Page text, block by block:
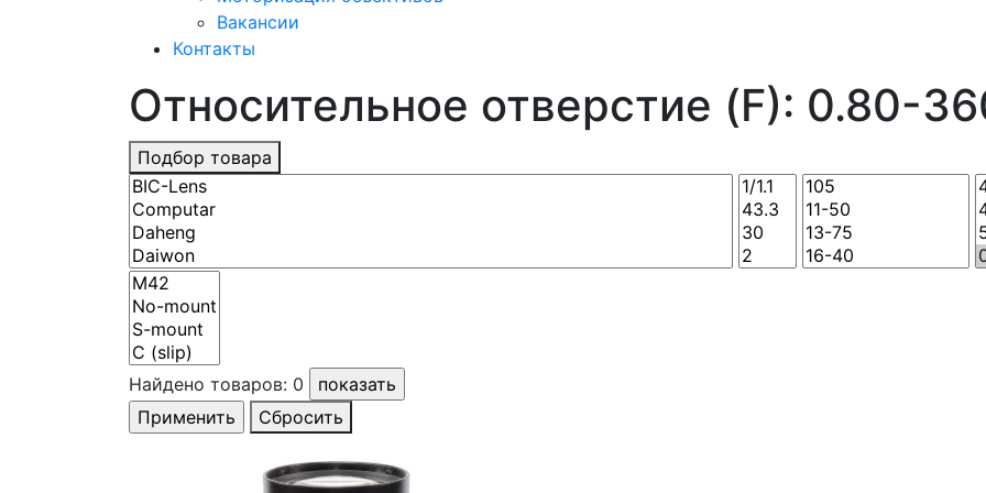
Вакансии
Контакты
Относительное отверстие (F): 0.80-
Подбор товара
Найдено товаров: 0
Сбросить